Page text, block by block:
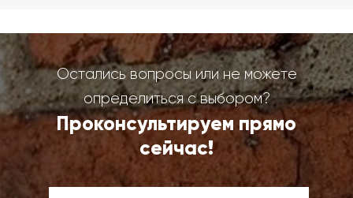
Остались вопросы или не можете
определиться с выбором?
Проконсультируем прямо
сейчас!